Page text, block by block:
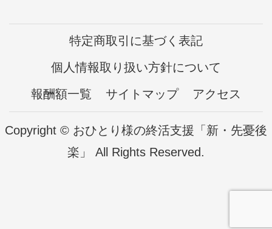
特定商取引に基づく表記
個人情報取り扱い方針について
報酬額一覧
サイトマップ アクセス
Copyright © おひとり様の終活支援「新・先憂後
楽」 All Rights Reserved.